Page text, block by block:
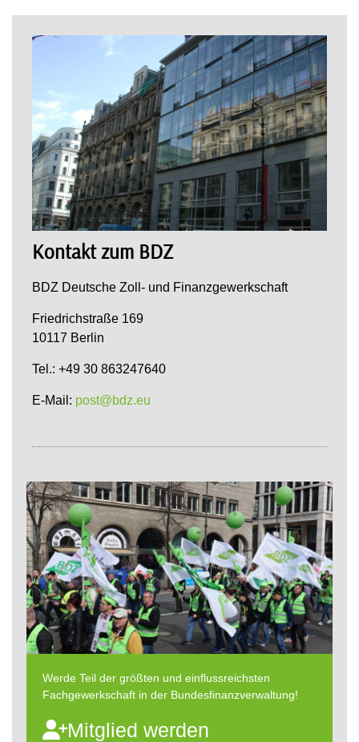
Kontakt zum BDZ
BDZ Deutsche Zoll- und Finanzgewerkschaft
Friedrichstraße 169
10117 Berlin
Tel.: +49 30 863247640
E-Mail: post@bdz.eu
Werde Teil der größten und einflussreichsten
Fachgewerkschaft in der Bundesfinanzverwaltung!
Mitglied werden